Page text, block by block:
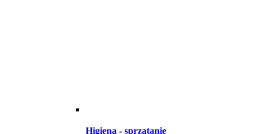
Higiena - sprzątanie